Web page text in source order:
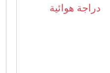
دراجة هوائية